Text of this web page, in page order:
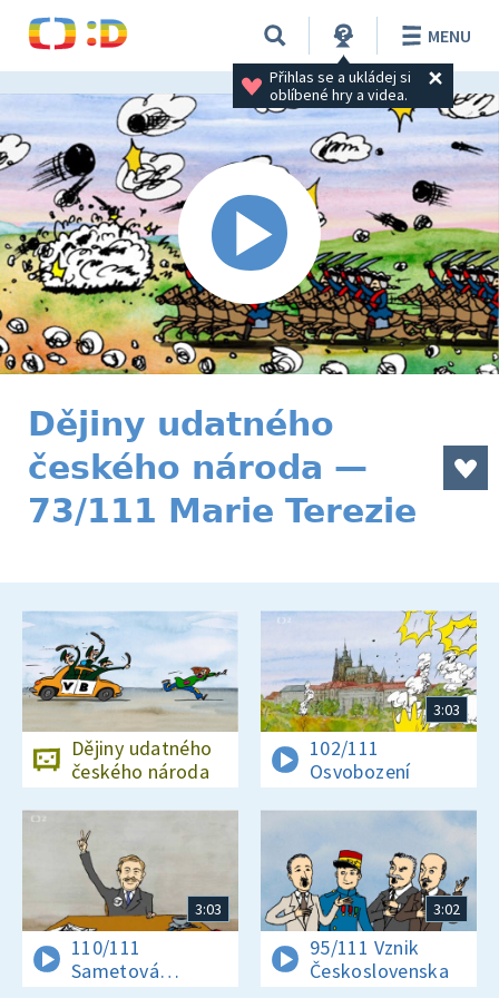
Přihlas se a ukládej si
oblíbené hry a videa.
MENU
Dějiny udatného
českého národa —
73/111 Marie Terezie
Dějiny udatného
českého národa
3:03
102/111
Osvobození
3:03
110/111
Sametová
3:02
95/111 Vznik
Československa